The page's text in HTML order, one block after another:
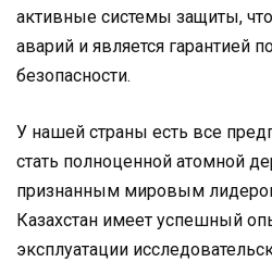
активные системы защиты,
аварий и является гарантией
безопасности.
У нашей страны есть все
стать полноценной атомной
признанным мировым
Казахстан имеет успешный
эксплуатации